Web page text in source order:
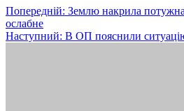
Навігація
записів
Попередній: Землю накрила
ослабне
Наступний: В ОП пояснили